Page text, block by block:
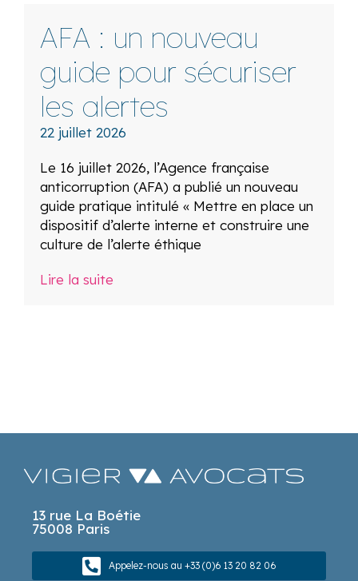
AFA : un nouveau
guide pour sécuriser
les alertes
22 juillet 2026
Le 16 juillet 2026, l’Agence française
anticorruption (AFA) a publié un nouveau
guide pratique intitulé « Mettre en place un
dispositif d’alerte interne et construire une
culture de l’alerte éthique
Lire la suite
13 rue La Boétie
75008 Paris
Appelez-nous au +33 (0)6 13 20 82 06